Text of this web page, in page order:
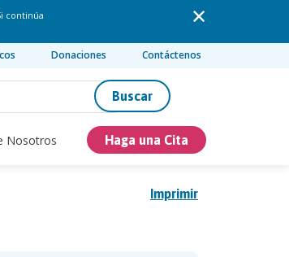
continúa
Donaciones Contáctenos
Buscar
Nosotros Haga una Cita
Imprimir